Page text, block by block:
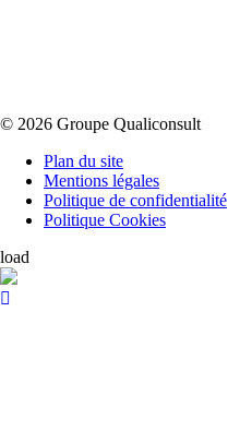
© 2026 Groupe Qualiconsult
Plan du site
Mentions légales
Politique de confidentialité
Politique Cookies
load